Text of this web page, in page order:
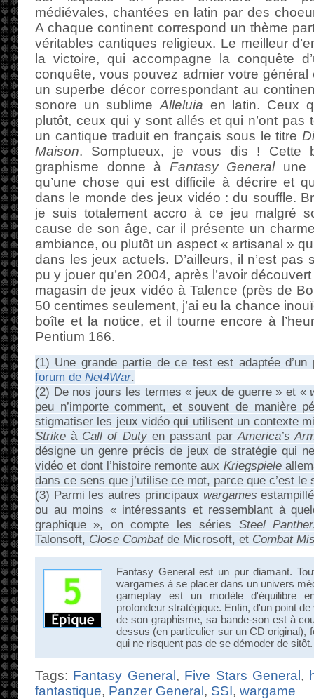
médiévales, chantées en latin par des
A chaque continent correspond un thème
véritables cantiques religieux. Le meilleur
la victoire, qui accompagne la conquête
conquête, vous pouvez admier votre
un superbe décor correspondant au
sonore un sublime Alleluia en latin. Ceux
plutôt, ceux qui y sont allés et qui n’ont pas
un cantique traduit en français sous le titre
Maison. Somptueux, je vous dis ! Cette
graphisme donne à Fantasy Generalune
qu’une chose qui est difficile à décrire et
dans le monde des jeux vidéo : du souffle.
je suis totalement accro à ce jeu malgré
cause de son âge, car il présente un
ambiance, ou plutôt un aspect « artisanal »
dans les jeux actuels. D’ailleurs, il n’est pas
pu y jouer qu’en 2004, après l’avoir
magasin de jeux vidéo à Talence (près de
50 centimes seulement, j’ai eu la chance
boîte et la notice, et il tourne encore à
Pentium 166.
(1) Une grande partie de ce test est adaptée
forum de Net4War.
(2) De nos jours les termes « jeux de guerre » et «
peu n’importe comment, et souvent de manière
stigmatiser les jeux vidéo qui utilisent un contexte
Strike à Call of Dutyen passant parAmerica’s
désigne un genre précis de jeux de stratégie qui
vidéo et dont l’histoire remonte aux Kriegspiele
dans ce sens que j’utilise ce mot, parce que c’est le
(3) Parmi les autres principaux wargames
ou au moins « intéressants et ressemblant à
graphique », on compte les séries Steel
Talonsoft, Close Combatde Microsoft, et Combat
Fantasy General est un pur diamant.
wargames à se placer dans un univers
gameplay est un modèle d'équilibre
profondeur stratégique. Enfin, d'un point
de son graphisme, sa bande-son est à
dessus (en particulier sur un CD original),
qui ne risquent pas de se démoder de sitôt.
Tags: Fantasy General , Five Stars General ,
fantastique, Panzer General , SSI, wargame